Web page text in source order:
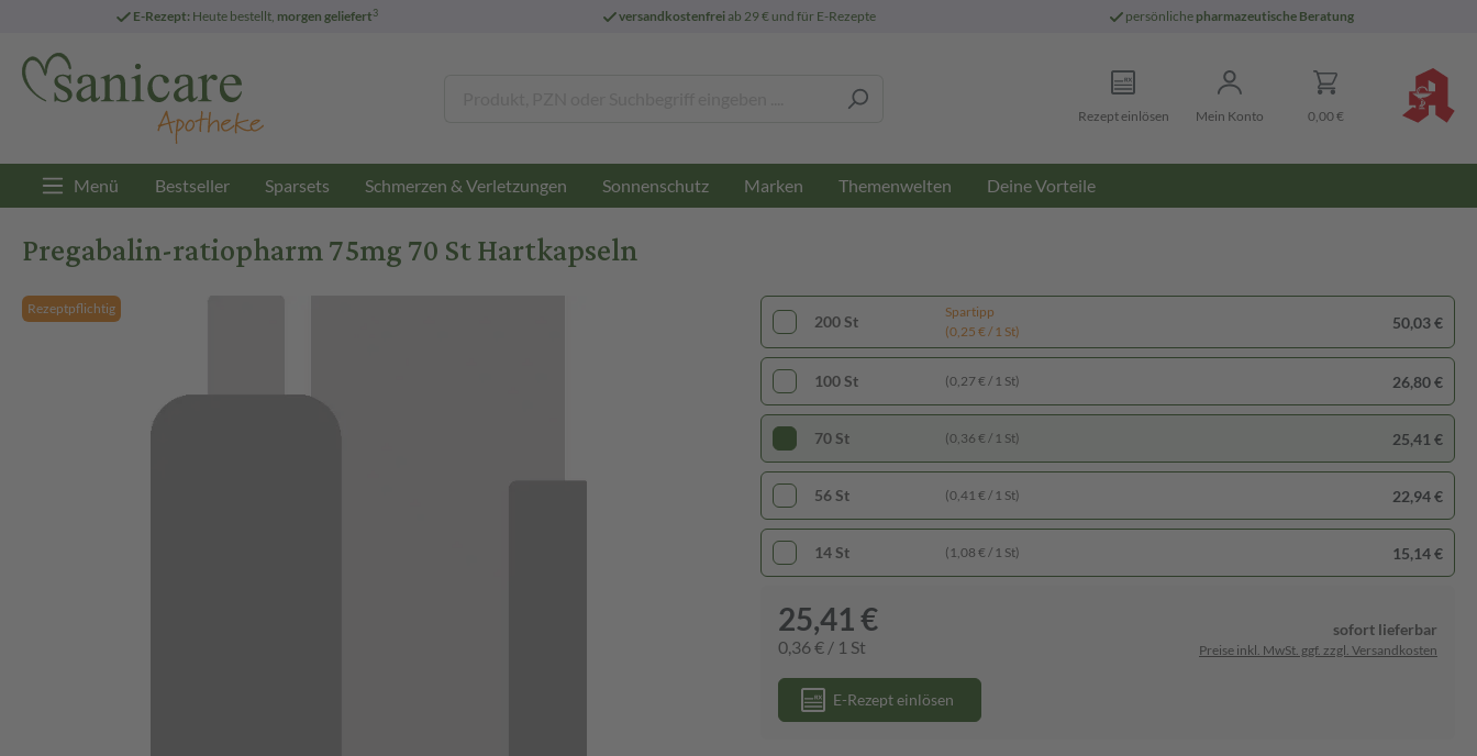
E-Rezept: Heute bestellt, morgen geliefert3 versandkostenfreiab 29 € und für E-Rezepte persönliche pharmazeutische Beratung
Rezept einlösen Mein Konto 0,00 €
Menü Bestseller Sparsets Schmerzen & Verletzungen Sonnenschutz Marken Themenwelten Deine Vorteile
Pregabalin-ratiopharm 75mg 70 St Hartkapseln
Rezeptpflichtig
200 St
Spartipp
(0,25 € / 1 St)
50,03 €
100 St (0,27 € / 1 St) 26,80 €
70 St (0,36 € / 1 St) 25,41 €
56 St (0,41 € / 1 St) 22,94 €
14 St (1,08 € / 1 St) 15,14 €
25,41 €
0,36 € / 1 St
sofort lieferbar
Preise inkl. MwSt. ggf. zzgl. Versandkosten
E-Rezept einlösen